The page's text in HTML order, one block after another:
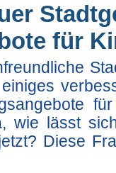
für
wie lässt
Diese